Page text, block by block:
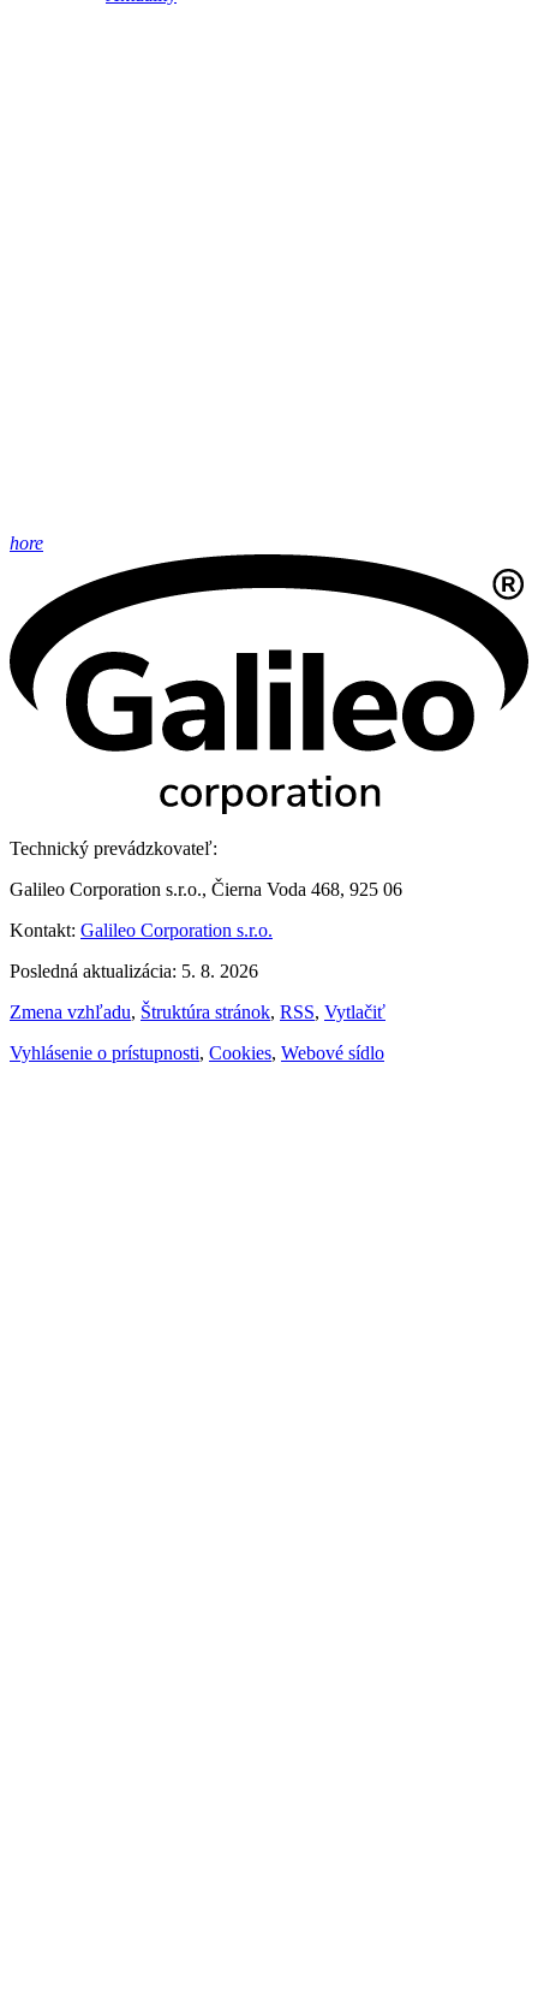
hore
Technický prevádzkovateľ:
Galileo Corporation s.r.o., Čierna Voda 468, 925 06
Kontakt: Galileo Corporation s.r.o.
Posledná aktualizácia: 5. 8. 2026
Zmena vzhľadu, Štruktúra stránok, RSS, Vytlačiť
Vyhlásenie o prístupnosti, Cookies, Webové sídlo